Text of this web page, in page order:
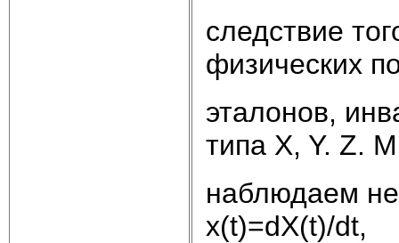
следствие
физических
эталонов,
типа X, Y. Z.
наблюдаем
x(t)=dX(t)/dt,